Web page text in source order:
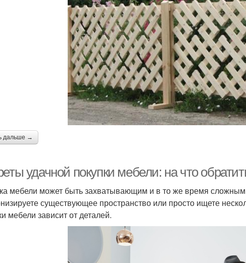
дальше →
удачной покупки мебели: на что
мебели может быть захватывающим и в то же время
существующее пространство или просто ищете
мебели зависит от деталей.